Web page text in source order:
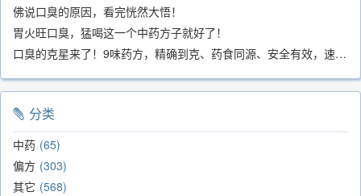
佛说口臭的原因，看完恍然大悟！
胃火旺口臭，猛喝这一个中药方子就好了！
口臭的克星来了！9味药方，精确到克、药食同源、安全有效，速看！
分类
中药 65
偏方 303
其它 568